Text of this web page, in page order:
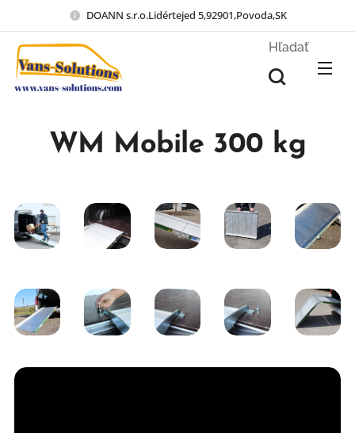
DOANN s.r.o.Lidértejed 5,92901,Povoda,SK
Hľadať
WM Mobile 300 kg